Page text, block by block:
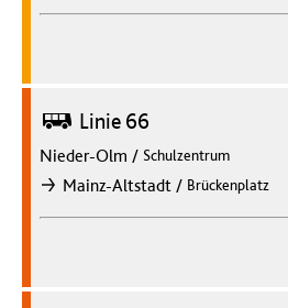
Bus Linie 66
Nieder-Olm / Schulzentrum
nachMainz-Altstadt / Brückenplatz